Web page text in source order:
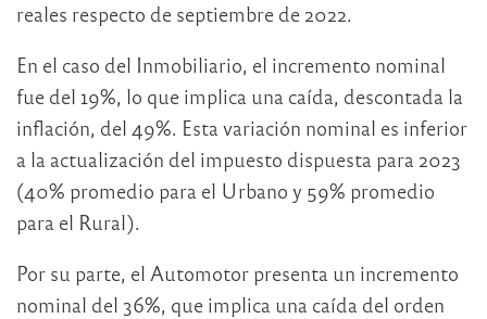
reales respecto de septiembre de 2022.
En el caso del Inmobiliario, el incremento nominal
fue del 19%, lo que implica una caída, descontada la
inflación, del 49%. Esta variación nominal es inferior
a la actualización del impuesto dispuesta para 2023
(40% promedio para el Urbano y 59% promedio
para el Rural).
Por su parte, el Automotor presenta un incremento
nominal del 36%, que implica una caída del orden